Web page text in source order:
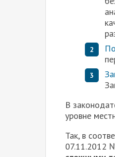
В
уровне
Так, в
07.11.2012